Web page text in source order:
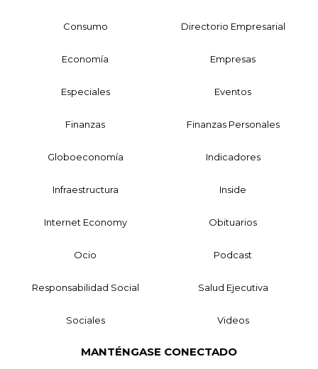
Consumo Directorio Empresarial
Economía Empresas
Especiales Eventos
Finanzas Finanzas Personales
Globoeconomía Indicadores
Infraestructura Inside
Internet Economy Obituarios
Ocio Podcast
Responsabilidad Social Salud Ejecutiva
Sociales Videos
MANTÉNGASE CONECTADO